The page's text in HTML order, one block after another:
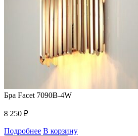
Бра Facet 7090B-4W
8 250 ₽
Подробнее В корзину